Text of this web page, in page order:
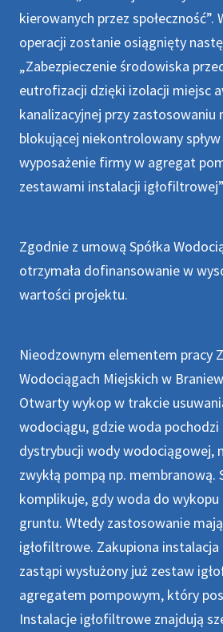
kierowanych przez społeczność”.
operacji zostanie osiągnięty
„Zabezpieczenie środowiska
eutrofizacji dzięki izolacji miejsc
kanalizacyjnej przy
blokującej niekontrolowany
wyposażenie firmy w agregat
zestawami instalacji
Zgodnie z umową Spółka
otrzymała dofinansowanie w
wartości projektu.
Nieodzownym elementem pracy
Wodociągach Miejskich w
Otwarty wykop w trakcie
wodociągu, gdzie woda pochodzi
dystrybucji wody wodociągowej,
zwykłą pompą np. membranową.
komplikuje, gdy woda do wykopu
gruntu. Wtedy zastosowanie
igłofiltrowe. Zakupiona
zastąpi wysłużony już zestaw
agregatem pompowym, który
Instalacje igłofiltrowe znajdują